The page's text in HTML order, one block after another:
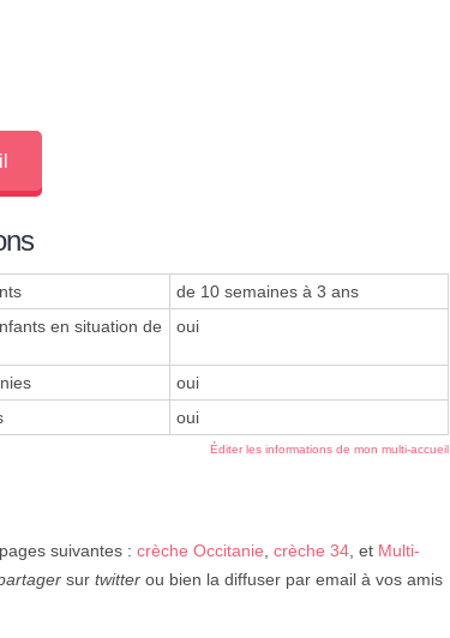
de 10 semaines à 3 ans
en situation de
oui
oui
oui
Éditer les informations de mon multi-accueil
suivantes : crèche Occitanie, crèche 34, et Multi-
sur twitter ou bien la diffuser par email à vos amis